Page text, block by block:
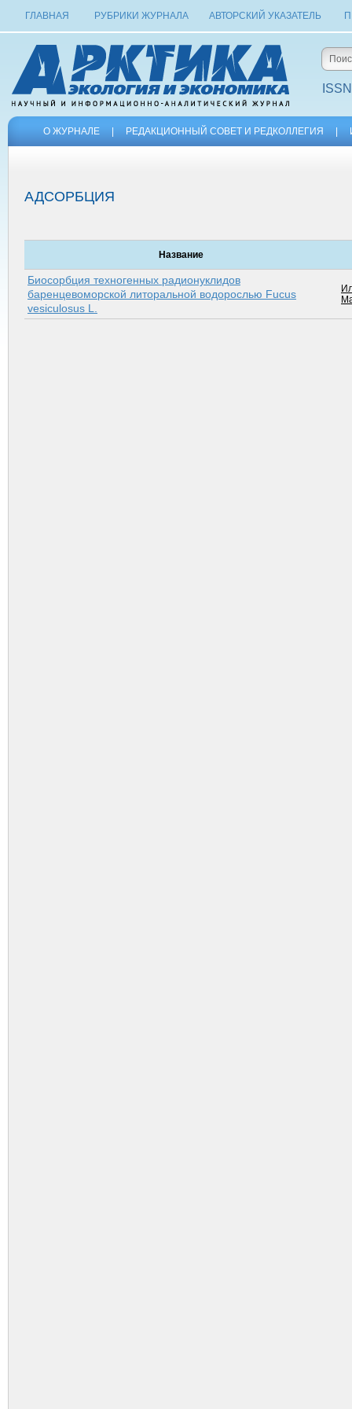
ГЛАВНАЯ РУБРИКИ ЖУРНАЛА АВТОРСКИЙ УКАЗАТЕЛЬ
О ЖУРНАЛЕ РЕДАКЦИОННЫЙ СОВЕТ И РЕДКОЛЛЕГИЯ
АДСОРБЦИЯ
Название
Биосорбция техногенных радионуклидов
баренцевоморской литоральной водорослью Fucus
vesiculosus L.